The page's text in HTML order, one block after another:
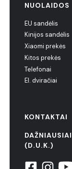
NUOLAIDOS
EU sandėlis
Kinijos sandėlis
Xiaomi prekės
Kitos prekės
Telefonai
El. dviračiai
KONTAKTAI
(D.U.K.)